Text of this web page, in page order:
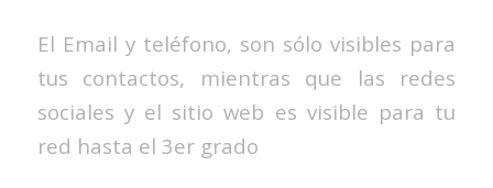
El Email y teléfono, son sólo visibles para
tus contactos, mientras que las redes
sociales y el sitio web es visible para tu
red hasta el 3er grado